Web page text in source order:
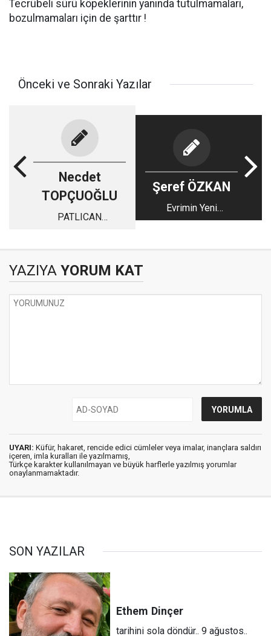
Tecrübeli sürü köpeklerinin yanında tutulmamaları,
bozulmamaları için de şarttır !
Önceki ve Sonraki Yazılar
Necdet
TOPÇUOĞLU
PATLICAN
Şeref ÖZKAN
Evrimin Yeni
Halkasının Ürünü
YAZIYA YORUM KAT
UYARI: Küfür, hakaret, rencide edici cümleler veya imalar, inançlara saldırı
içeren, imla kuralları ile yazılmamış,
Türkçe karakter kullanılmayan ve büyük harflerle yazılmış yorumlar
onaylanmamaktadır.
SON YAZILAR
Ethem Dinçer
tarihini sola döndür.. 9 ağustos..